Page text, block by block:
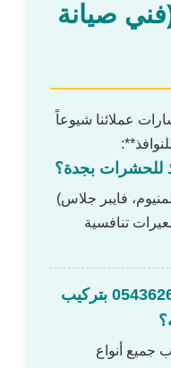
صيانة
عملائنا شيوعاً
فايبر جلاس)
تنافسية
2. هل يقوم فني صيانة 0543626173 بتركيب
جميع أنواع